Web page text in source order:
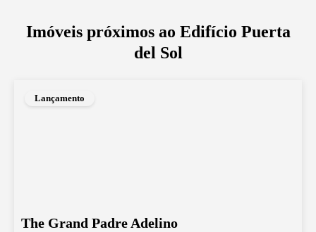
Imóveis próximos ao Edifício Puerta
del Sol
Lançamento
The Grand Padre Adelino